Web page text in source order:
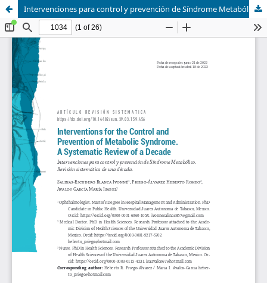
Intervenciones para control y prevención de Síndrome Metabólico. Revisión sistemática de una década